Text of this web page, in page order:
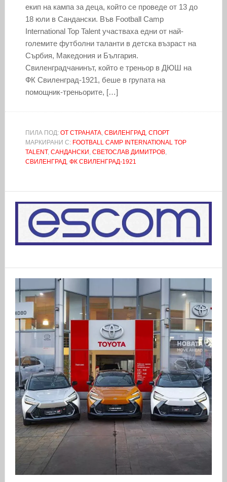
екип на кампа за деца, който се проведе от 13 до
18 юли в Сандански. Във Football Camp
International Top Talent участваха едни от най-
големите футболни таланти в детска възраст на
Сърбия, Македония и България.
Свиленградчанинът, който е треньор в ДЮШ на
ФК Свиленград-1921, беше в групата на
помощник-треньорите, […]
ПИЛА ПОД: ОТ СТРАНАТА, СВИЛЕНГРАД, СПОРТ
МАРКИРАНИ С: FOOTBALL CAMP INTERNATIONAL TOP
TALENT, САНДАНСКИ , СВЕТОСЛАВ ДИМИТРОВ,
СВИЛЕНГРАД, ФК СВИЛЕНГРАД-1921